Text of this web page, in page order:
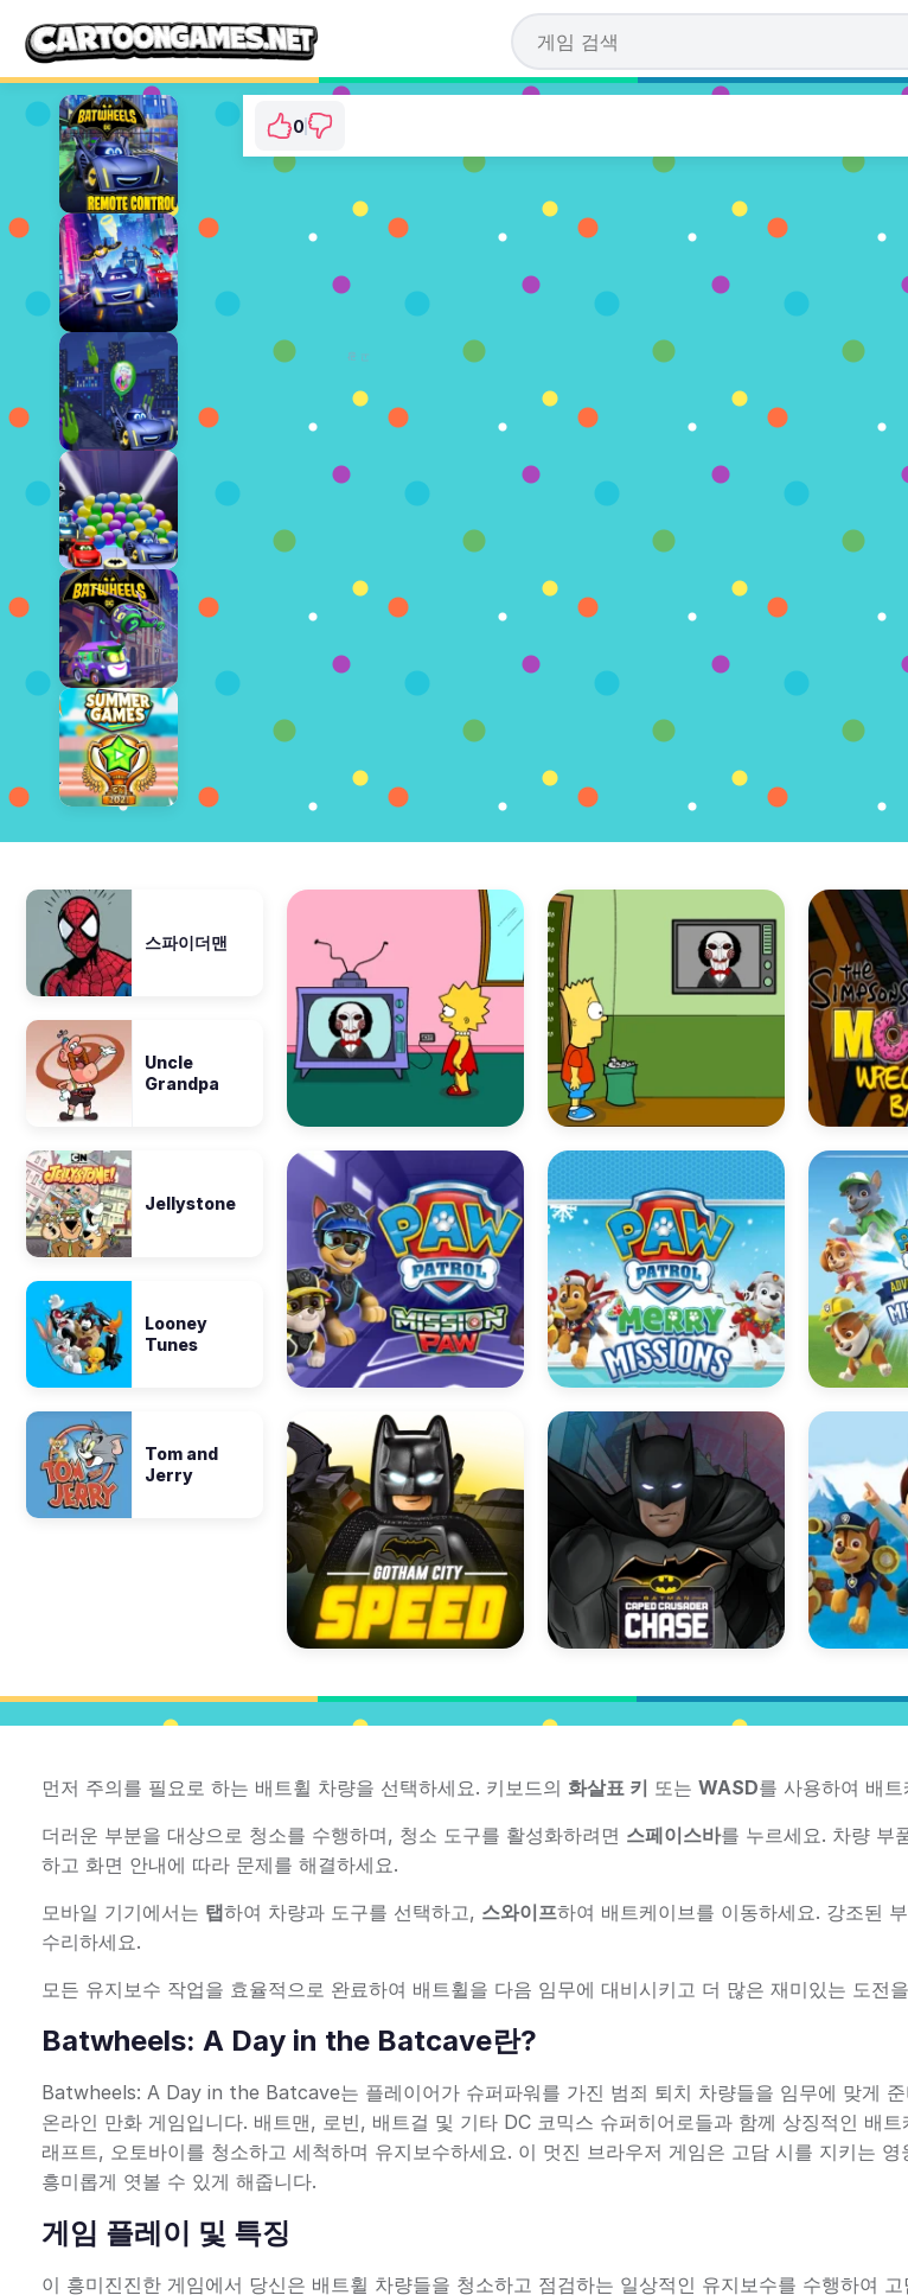
⭐ 아직 투표되지 않았습니다. (0 투표수)
지금 플레이
0
광고
스파이더맨
Uncle
Grandpa
Jellystone
Looney
Tunes
Tom and
Jerry
먼저 주의를 필요로 하는 배트휠 차량을 선택하세요. 키보드의 화살표 키 또는 WASD를 사용하여 배
더러운 부분을 대상으로 청소를 수행하며, 청소 도구를 활성화하려면 스페이스바를 누르세요. 차량 부
하고 화면 안내에 따라 문제를 해결하세요.
모바일 기기에서는 탭하여 차량과 도구를 선택하고, 스와이프하여 배트케이브를 이동하세요. 강조된
수리하세요.
모든 유지보수 작업을 효율적으로 완료하여 배트휠을 다음 임무에 대비시키고 더 많은 재미있는 도전
Batwheels: A Day in the Batcave란?
Batwheels: A Day in the Batcave는 플레이어가 슈퍼파워를 가진 범죄 퇴치 차량들을 임무에 맞게 준
온라인 만화 게임입니다. 배트맨, 로빈, 배트걸 및 기타 DC 코믹스 슈퍼히어로들과 함께 상징적인 배
래프트, 오토바이를 청소하고 세척하며 유지보수하세요. 이 멋진 브라우저 게임은 고담 시를 지키는
흥미롭게 엿볼 수 있게 해줍니다.
게임 플레이 및 특징
이 흥미진진한 게임에서 당신은 배트휠 차량들을 청소하고 점검하는 일상적인 유지보수를 수행하여